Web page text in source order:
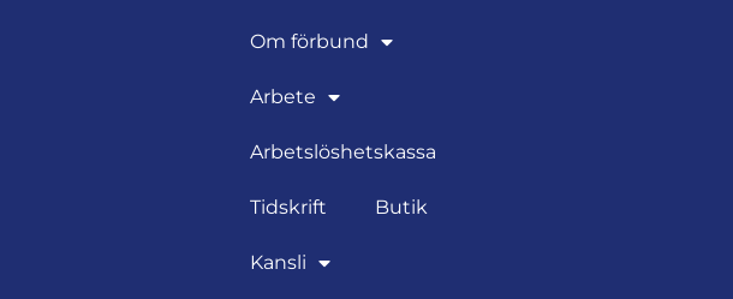
Om förbund
Arbete
Arbetslöshetskassa
Tidskrift Butik
Kansli